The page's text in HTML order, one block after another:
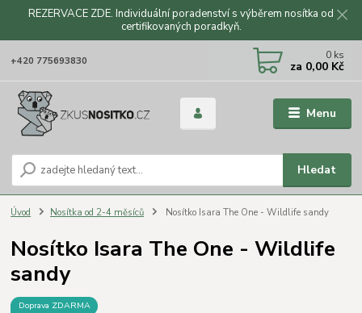
REZERVACE ZDE. Individuální poradenství s výběrem nosítka od
certifikovaných poradkyň.
Menu
Hledat
+420 775693830 0 ks
za 0,00 Kč
Úvod Nosítka od 2-4 měsíců Nosítko Isara The One - Wildlife sandy
Nosítko Isara The One - Wildlife
sandy
Doprava ZDARMA